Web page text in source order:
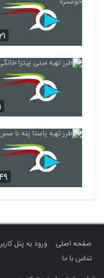
صفحه اصلی ورود به پنل
تماس با ما